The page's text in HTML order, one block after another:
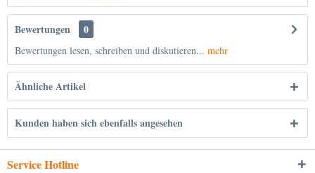
Bewertungen 0
Bewertungen lesen, schreiben und diskutieren... mehr
Ähnliche Artikel
Kunden haben sich ebenfalls angesehen
Service Hotline